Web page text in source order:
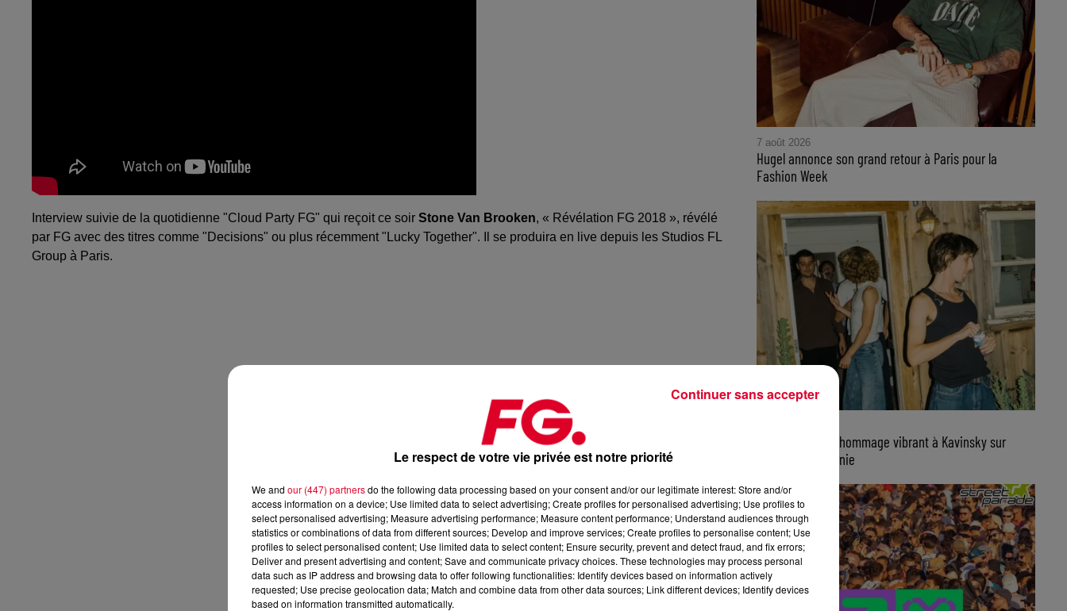
Interview suivie de la quotidienne "Cloud Party FG" qui reçoit ce soir Stone Van Brooken, « Révélation FG 2018 », révélé
par FG avec des titres comme "Decisions" ou plus récemment "Lucky Together". Il se produira en live depuis les Studios FL
Group à Paris.
7 août 2026
Hugel annonce son grand retour à Paris pour la
Fashion Week
Parcels rend un hommage vibrant à Kavinsky sur
scène en Californie
Le respect de votre vie privée est notre priorité
We and our (447) partnersdo the following data processing based on your consent and/or our legitimate interest: Store and/or
access information on a device; Use limited data to select advertising; Create profiles for personalised advertising; Use profiles to
select personalised advertising; Measure advertising performance; Measure content performance; Understand audiences through
statistics or combinations of data from different sources; Develop and improve services; Create profiles to personalise content; Use
profiles to select personalised content; Use limited data to select content; Ensure security, prevent and detect fraud, and fix errors;
Deliver and present advertising and content; Save and communicate privacy choices. These technologies may process personal
data such as IP address and browsing data to offer following functionalities: Identify devices based on information actively
requested; Use precise geolocation data; Match and combine data from other data sources; Link different devices; Identify devices
based on information transmitted automatically.
Continuer sans accepter